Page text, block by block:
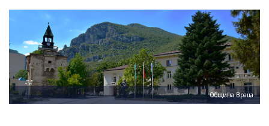
Община Враца